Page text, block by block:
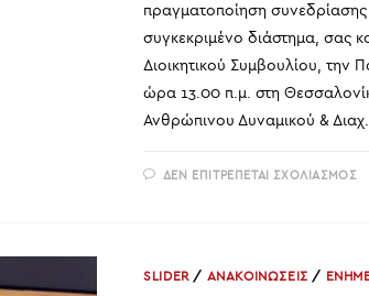
πραγματοποίηση
συγκεκριμένο διάστημα, σας
Διοικητικού Συμβουλίου, την
ώρα 13.00 π.μ. στη
Ανθρώπινου Δυναμικού &
ΔΕΝ ΕΠΙΤΡΈΠΕΤΑΙ ΣΧΟΛΙΑΣΜΌΣ
SLIDER / ΑΝΑΚΟΙΝΩΣΕΙΣ /